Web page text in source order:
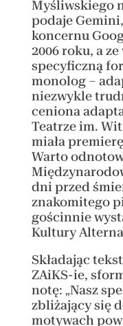
Myśliwskiego
podaje
koncernu
2006 roku, a
specyficzną
monolog –
niezwykle
ceniona
Teatrze im.
miała
Warto
dni przed
znakomitego
gościnnie
Kultury
Składając
ZAiKS-ie,
notę: „Nasz
zbliżający się
motywach